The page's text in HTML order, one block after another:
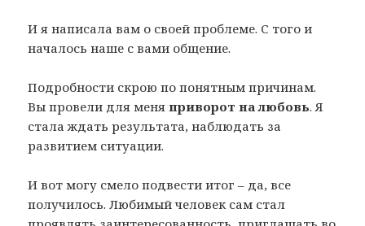
И я написала вам о своей проблеме. С того и
началось наше с вами общение.
Подробности скрою по понятным причинам.
Вы провели для меняприворот на любовь. Я
стала ждать результата, наблюдать за
развитием ситуации.
И вот могу смело подвести итог – да, все
получилось. Любимый человек сам стал